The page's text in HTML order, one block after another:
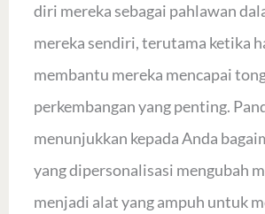
diri mereka sebagai pahlawan
mereka sendiri, terutama ketika
membantu mereka mencapai
perkembangan yang penting.
menunjukkan kepada Anda
yang dipersonalisasi mengubah
menjadi alat yang ampuh untuk